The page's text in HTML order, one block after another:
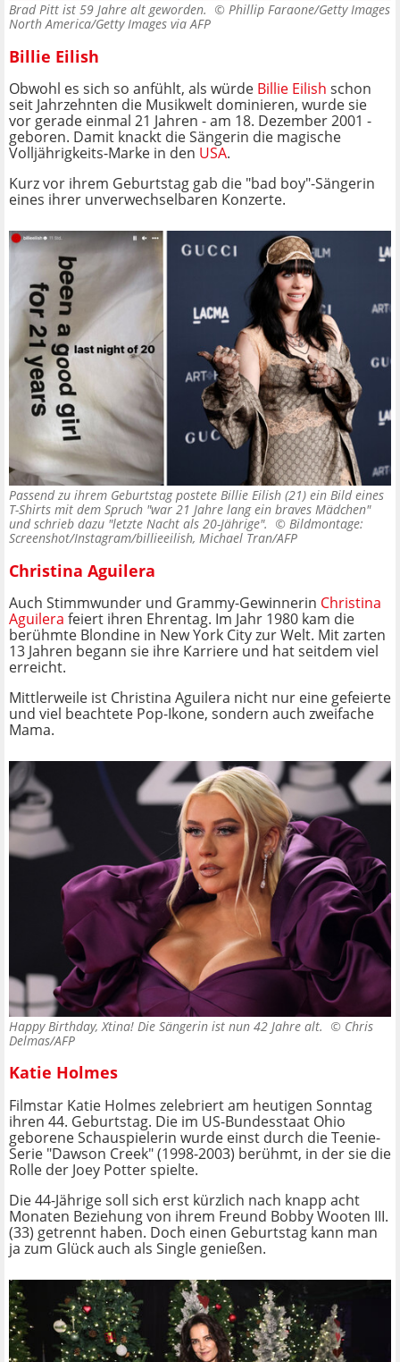
Brad Pitt ist 59 Jahre alt geworden. © Phillip Faraone/Getty Images
North America/Getty Images via AFP
Billie Eilish
Obwohl es sich so anfühlt, als würde Billie Eilish schon
seit Jahrzehnten die Musikwelt dominieren, wurde sie
vor gerade einmal 21 Jahren - am 18. Dezember 2001 -
geboren. Damit knackt die Sängerin die magische
Volljährigkeits-Marke in den USA.
Kurz vor ihrem Geburtstag gab die "bad boy"-Sängerin
eines ihrer unverwechselbaren Konzerte.
Passend zu ihrem Geburtstag postete Billie Eilish (21) ein Bild eines
T-Shirts mit dem Spruch "war 21 Jahre lang ein braves Mädchen"
und schrieb dazu "letzte Nacht als 20-Jährige". © Bildmontage:
Screenshot/Instagram/billieeilish, Michael Tran/AFP
Christina Aguilera
Auch Stimmwunder und Grammy-Gewinnerin Christina
Aguilera feiert ihren Ehrentag. Im Jahr 1980 kam die
berühmte Blondine in New York City zur Welt. Mit zarten
13 Jahren begann sie ihre Karriere und hat seitdem viel
erreicht.
Mittlerweile ist Christina Aguilera nicht nur eine gefeierte
und viel beachtete Pop-Ikone, sondern auch zweifache
Mama.
Happy Birthday, Xtina! Die Sängerin ist nun 42 Jahre alt. © Chris
Delmas/AFP
Katie Holmes
Filmstar Katie Holmes zelebriert am heutigen Sonntag
ihren 44. Geburtstag. Die im US-Bundesstaat Ohio
geborene Schauspielerin wurde einst durch die Teenie-
Serie "Dawson Creek" (1998-2003) berühmt, in der sie die
Rolle der Joey Potter spielte.
Die 44-Jährige soll sich erst kürzlich nach knapp acht
Monaten Beziehung von ihrem Freund Bobby Wooten III.
(33) getrennt haben. Doch einen Geburtstag kann man
ja zum Glück auch als Single genießen.